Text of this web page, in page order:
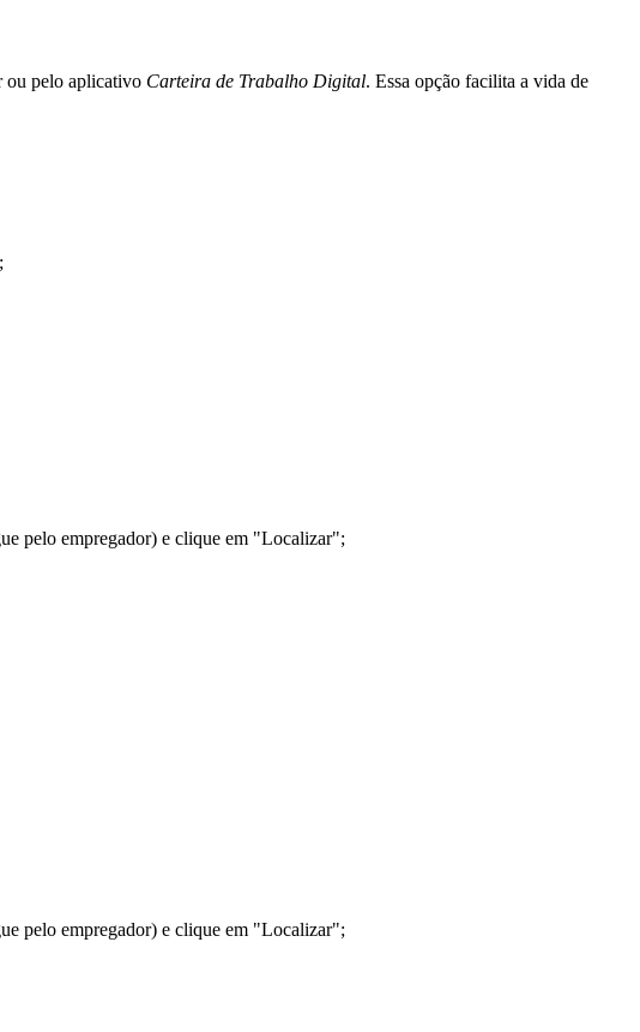
ou pelo aplicativo Carteira de Trabalho Digital. Essa opção facilita a vida de
pelo empregador) e clique em "Localizar";
pelo empregador) e clique em "Localizar";